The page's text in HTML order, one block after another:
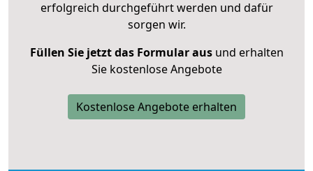
erfolgreich durchgeführt werden und dafür
sorgen wir.
Füllen Sie jetzt das Formular ausund erhalten
Sie kostenlose Angebote
Kostenlose Angebote erhalten